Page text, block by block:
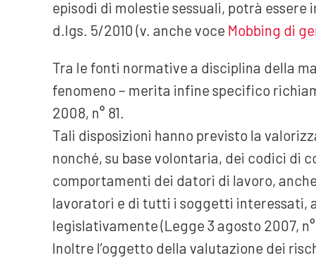
episodi di molestie sessuali, potrà
d.lgs. 5/2010 (v. anche voce Mobbing di
Tra le fonti normative a disciplina della
fenomeno – merita infine specifico
2008, n° 81.
Tali disposizioni hanno previsto la
nonché, su base volontaria, dei codici di
comportamenti dei datori di lavoro,
lavoratori e di tutti i soggetti interessati,
legislativamente (Legge 3 agosto 2007,
Inoltre l’oggetto della valutazione dei